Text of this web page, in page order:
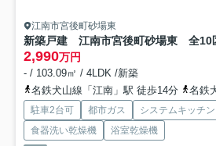
江南市宮後町砂場東
新築戸建 江南市宮後町砂場東 全10
2,990万円
- / 103.09㎡ / 4LDK /新築
名鉄犬山線「江南」駅 徒歩14分
名鉄犬
駐車2台可 都市ガス システムキッチン
食器洗い乾燥機
浴室乾燥機